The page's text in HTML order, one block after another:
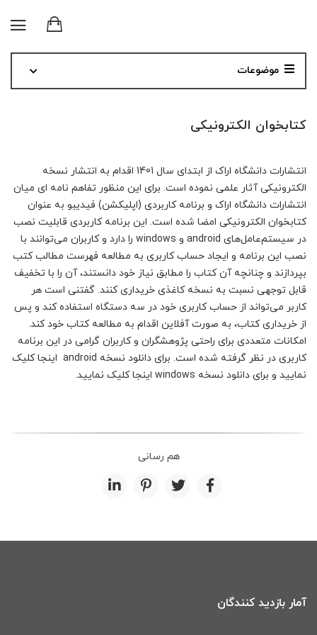
موضوعات
کتابخوان الکترونیکی
انتشارات دانشگاه اراک از ابتدای سال 1401 اقدام به انتشار نسخه
الکترونیکی آثار علمی نموده است. برای این منظور تفاهم نامه ای میان
انتشارات دانشگاه اراک و برنامه کاربردی (اپلیکشن) فیدیبو به عنوان
کتابخوان الکترونیکی امضا شده است. این برنامه کاربردی قابلیت نصب
در سیستم‌عامل‌های android و windows را دارد و کاربران می‌توانند با
نصب این برنامه و ایجاد حساب کاربری به مطالعه فهرست مطالب کتب
بپردازند و چنانچه آن کتاب را مطابق نیاز خود دانستند، آن را با تخفیف
قابل توجهی نسبت به نسخه کاغذی خریداری کنند. گفتنی است هر
کاربر می‌تواند از حساب کاربری خود در سه دستگاه استفاده کند و پس
از خریداری کتاب، به صورت آفلاین اقدام به مطالعه کتاب خود کند.
امکانات متعددی برای راحتی پژوهشگران و کاربران گرامی در این برنامه
کاربری در نظر گرفته‌ شده است. برای دانلود نسخه android اینجا کلیک
نمایید و برای دانلود نسخه windows اینجا کلیک نمایید.
هم رسانی
آمار بازدید کنندگان